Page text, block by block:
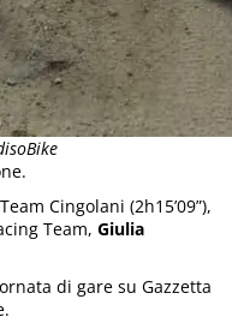
Cingolani (2h15’09”),
Team,Giulia
di gare su Gazzetta